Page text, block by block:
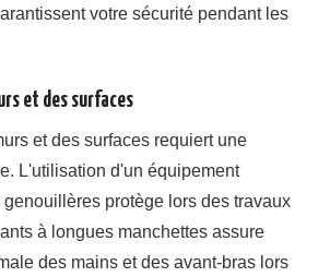
votre sécurité pendant les
et des surfaces
et des surfaces requiert une
L'utilisation d'un équipement
protège lors des travaux
à longues manchettes assure
des mains et des avant-bras lors